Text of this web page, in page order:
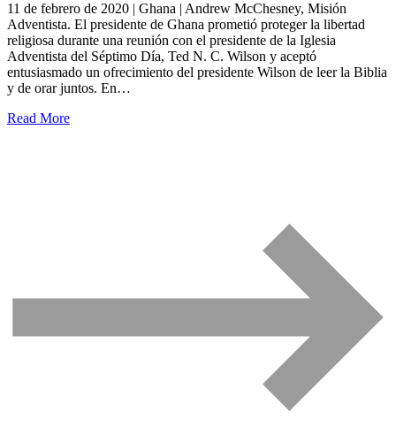
11 de febrero de 2020 | Ghana | Andrew McChesney, Misión
Adventista. El presidente de Ghana prometió proteger la libertad
religiosa durante una reunión con el presidente de la Iglesia
Adventista del Séptimo Día, Ted N. C. Wilson y aceptó
entusiasmado un ofrecimiento del presidente Wilson de leer la Biblia
y de orar juntos. En…
Read More